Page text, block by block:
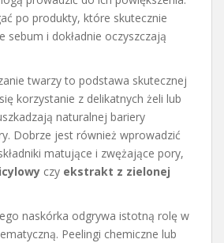
po produkty, które skutecznie
sebum i dokładnie oczyszczają
twarzy to podstawa skutecznej
korzystanie z delikatnych żeli lub
naturalnej bariery
Dobrze jest również wprowadzić
matujące i zwężające pory,
czy ekstrakt z zielonej
naskórka odgrywa istotną rolę w
Peelingi chemiczne lub